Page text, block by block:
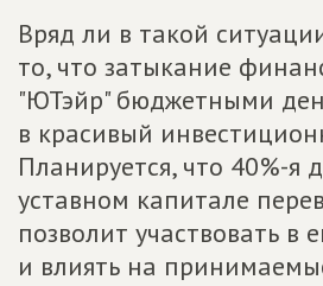
Вряд ли в такой
то, что затыкание
"ЮТэйр" бюджетными
в красивый
Планируется, что 40%-я
уставном капитале
позволит участвовать в
и влиять на